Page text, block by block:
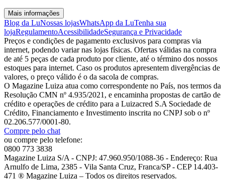
Mais informações
Blog da LuNossas lojasWhatsApp da LuTenha sua
lojaRegulamentoAcessibilidadeSegurança e Privacidade
Preços e condições de pagamento exclusivos para compras via
internet, podendo variar nas lojas físicas. Ofertas válidas na compra
de até 5 peças de cada produto por cliente, até o término dos nossos
estoques para internet. Caso os produtos apresentem divergências de
valores, o preço válido é o da sacola de compras.
O Magazine Luiza atua como correspondente no País, nos termos da
Resolução CMN nº 4.935/2021, e encaminha propostas de cartão de
crédito e operações de crédito para a Luizacred S.A Sociedade de
Crédito, Financiamento e Investimento inscrita no CNPJ sob o nº
02.206.577/0001-80.
Compre pelo chat
ou compre pelo telefone:
0800 773 3838
Magazine Luiza S/A - CNPJ: 47.960.950/1088-36 - Endereço: Rua
Arnulfo de Lima, 2385 - Vila Santa Cruz, Franca/SP - CEP 14.403-
471 ® Magazine Luiza – Todos os direitos reservados.